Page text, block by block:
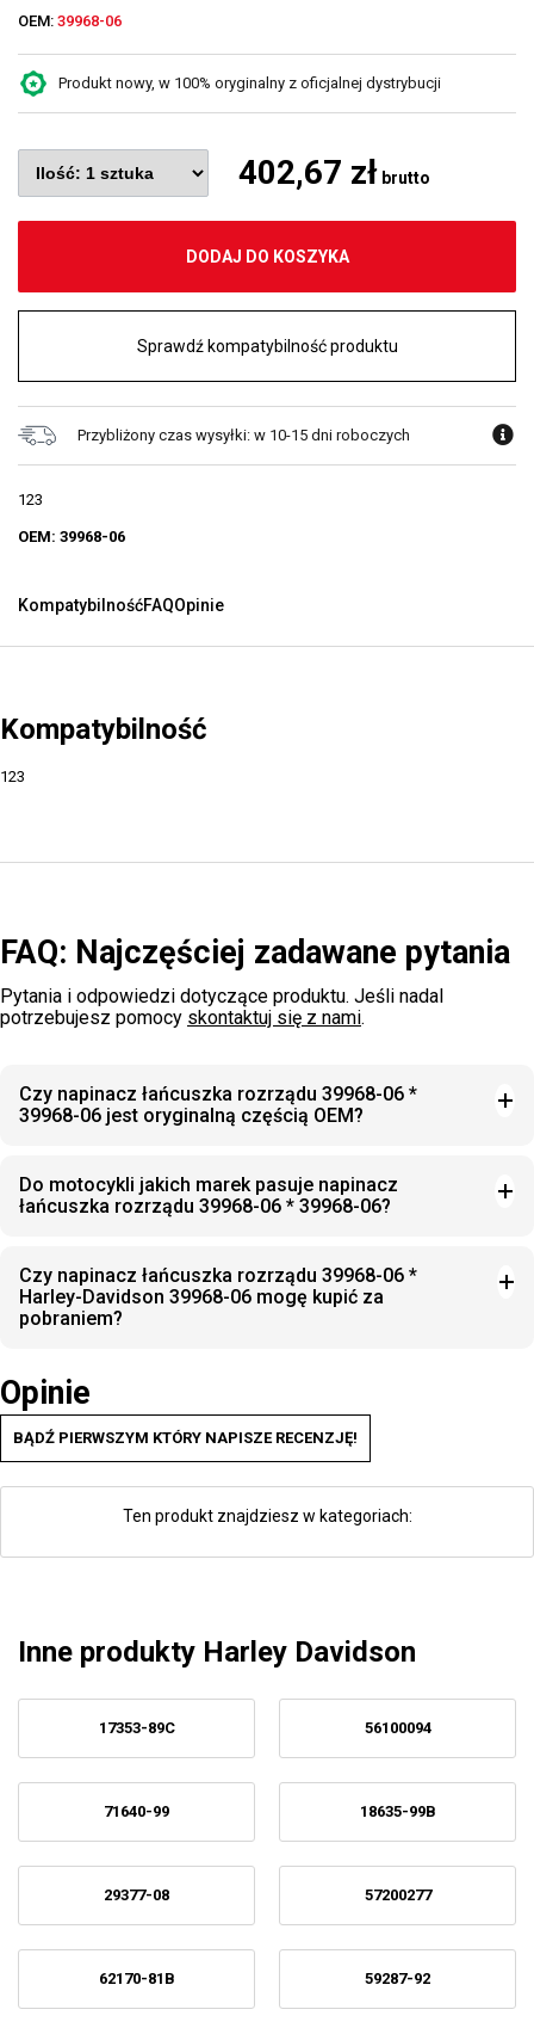
OEM: 39968-06
Produkt nowy, w 100% oryginalny z oficjalnej dystrybucji
402,67 zł brutto
DODAJ DO KOSZYKA
Sprawdź kompatybilność produktu
Przybliżony czas wysyłki: w 10-15 dni roboczych
123
OEM: 39968-06
KompatybilnośćFAQOpinie
Kompatybilność
123
FAQ: Najczęściej zadawane pytania
Pytania i odpowiedzi dotyczące produktu. Jeśli nadal
potrzebujesz pomocy skontaktuj się z nami.
Czy napinacz łańcuszka rozrządu 39968-06 *
39968-06 jest oryginalną częścią OEM?
Do motocykli jakich marek pasuje napinacz
łańcuszka rozrządu 39968-06 * 39968-06?
Czy napinacz łańcuszka rozrządu 39968-06 *
Harley-Davidson 39968-06 mogę kupić za
pobraniem?
Opinie
BĄDŹ PIERWSZYM KTÓRY NAPISZE RECENZJĘ!
Ten produkt znajdziesz w kategoriach:
Inne produkty Harley Davidson
17353-89C 56100094
71640-99 18635-99B
29377-08 57200277
62170-81B 59287-92